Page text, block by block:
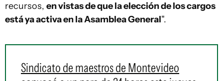
recursos, en vistas de que la elección de los cargos
está ya activa en la Asamblea General".
Sindicato de maestros de Montevideo